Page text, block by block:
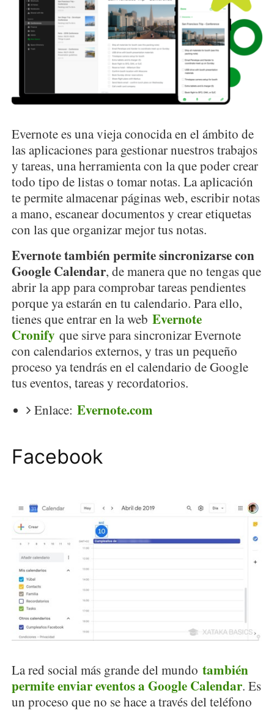
Evernote es una vieja conocida en el ámbito de
las aplicaciones para gestionar nuestros trabajos
y tareas, una herramienta con la que poder crear
todo tipo de listas o tomar notas. La aplicación
te permite almacenar páginas web, escribir notas
a mano, escanear documentos y crear etiquetas
con las que organizar mejor tus notas.
Evernote también permite sincronizarse con
Google Calendar, de manera que no tengas que
abrir la app para comprobar tareas pendientes
porque ya estarán en tu calendario. Para ello,
tienes que entrar en la web Evernote
Cronify que sirve para sincronizar Evernote
con calendarios externos, y tras un pequeño
proceso ya tendrás en el calendario de Google
tus eventos, tareas y recordatorios.
Enlace: Evernote.com
Facebook
La red social más grande del mundo también
permite enviar eventos a Google Calendar. Es
un proceso que no se hace a través del teléfono